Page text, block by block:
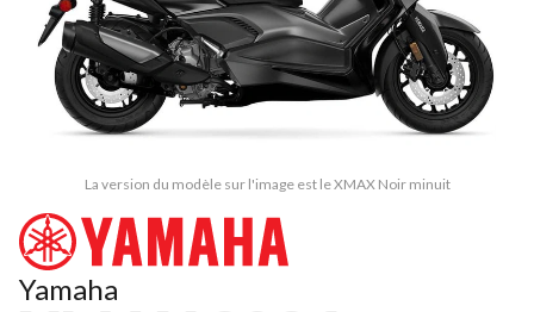
La version du modèle sur l'image est le XMAX Noir minuit
Yamaha